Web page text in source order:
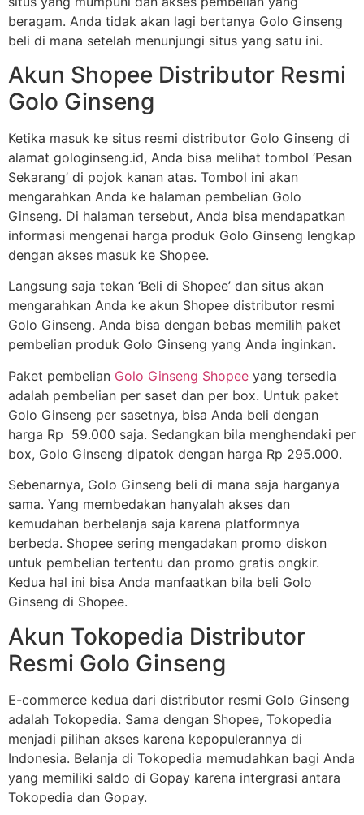
beragam. Anda tidak akan lagi bertanya Golo Ginseng
beli di mana setelah menunjungi situs yang satu ini.
Akun Shopee Distributor Resmi
Golo Ginseng
Ketika masuk ke situs resmi distributor Golo Ginseng di
alamat gologinseng.id, Anda bisa melihat tombol ‘Pesan
Sekarang’ di pojok kanan atas. Tombol ini akan
mengarahkan Anda ke halaman pembelian Golo
Ginseng. Di halaman tersebut, Anda bisa mendapatkan
informasi mengenai harga produk Golo Ginseng lengkap
dengan akses masuk ke Shopee.
Langsung saja tekan ‘Beli di Shopee’ dan situs akan
mengarahkan Anda ke akun Shopee distributor resmi
Golo Ginseng. Anda bisa dengan bebas memilih paket
pembelian produk Golo Ginseng yang Anda inginkan.
Paket pembelian Golo Ginseng Shopee yang tersedia
adalah pembelian per saset dan per box. Untuk paket
Golo Ginseng per sasetnya, bisa Anda beli dengan
harga Rp 59.000 saja. Sedangkan bila menghendaki per
box, Golo Ginseng dipatok dengan harga Rp 295.000.
Sebenarnya, Golo Ginseng beli di mana saja harganya
sama. Yang membedakan hanyalah akses dan
kemudahan berbelanja saja karena platformnya
berbeda. Shopee sering mengadakan promo diskon
untuk pembelian tertentu dan promo gratis ongkir.
Kedua hal ini bisa Anda manfaatkan bila beli Golo
Ginseng di Shopee.
Akun Tokopedia Distributor
Resmi Golo Ginseng
E-commerce kedua dari distributor resmi Golo Ginseng
adalah Tokopedia. Sama dengan Shopee, Tokopedia
menjadi pilihan akses karena kepopulerannya di
Indonesia. Belanja di Tokopedia memudahkan bagi Anda
yang memiliki saldo di Gopay karena intergrasi antara
Tokopedia dan Gopay.